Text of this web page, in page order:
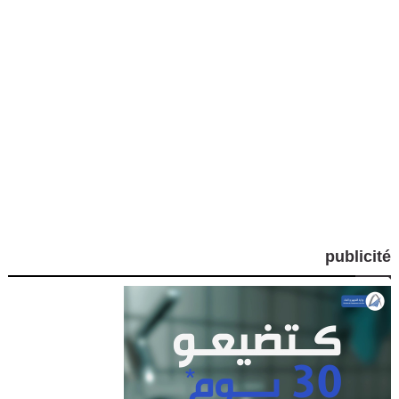
publicité